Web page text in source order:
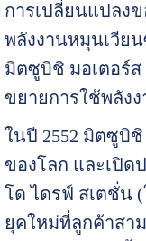
การเปลี่ยนแปลง
พลังงานหมุนเวีย
มิตซูบิชิ มอเตอร์
ขยายการใช้พลัง
ในปี 2552 มิตซูบิ
ของโลก และเปิด
โด ไดรฟ์ สเตชั่น
ยุคใหม่ที่ลูกค้าสา